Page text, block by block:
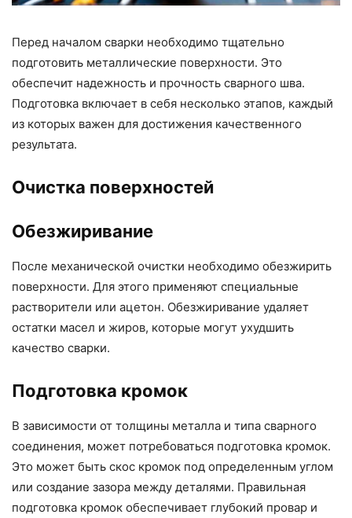
Перед началом сварки необходимо тщательно
подготовить металлические поверхности. Это
обеспечит надежность и прочность сварного шва.
Подготовка включает в себя несколько этапов, каждый
из которых важен для достижения качественного
результата.
Очистка поверхностей
Обезжиривание
После механической очистки необходимо обезжирить
поверхности. Для этого применяют специальные
растворители или ацетон. Обезжиривание удаляет
остатки масел и жиров, которые могут ухудшить
качество сварки.
Подготовка кромок
В зависимости от толщины металла и типа сварного
соединения, может потребоваться подготовка кромок.
Это может быть скос кромок под определенным углом
или создание зазора между деталями. Правильная
подготовка кромок обеспечивает глубокий провар и